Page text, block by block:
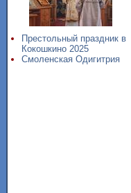
Престольный праздник в
Кокошкино 2025
Смоленская Одигитрия